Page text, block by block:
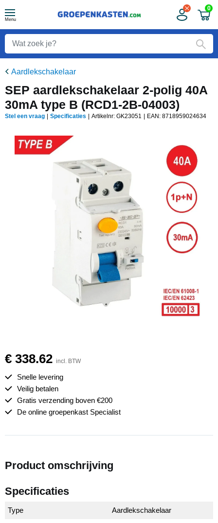
Menu
0
Aardlekschakelaar
SEP aardlekschakelaar 2-polig 40A
30mA type B (RCD1-2B-04003)
Stel een vraag Specificaties Artikelnr: GK23051 EAN: 8718959024634
€ 338.62 incl. BTW
Snelle levering
Veilig betalen
Gratis verzending boven €200
De online groepenkast Specialist
Product omschrijving
Specificaties
Type Aardlekschakelaar